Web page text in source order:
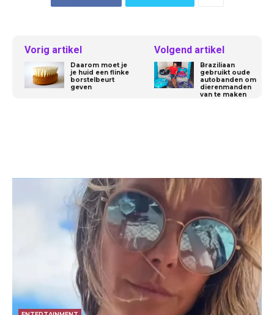
Vorig artikel
Daarom moet je
je huid een flinke
borstelbeurt
geven
Volgend artikel
Braziliaan
gebruikt oude
autobanden om
dierenmanden
van te maken